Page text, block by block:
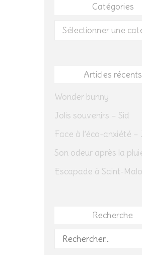
Catégories
Catégories
Articles récents
Wonder bunny
Jolis souvenirs – Sid
Recherche
Rechercher :